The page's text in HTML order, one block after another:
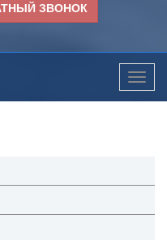
ЗВОНОК
Toggle